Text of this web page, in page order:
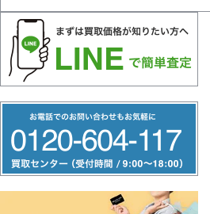
リ
ー